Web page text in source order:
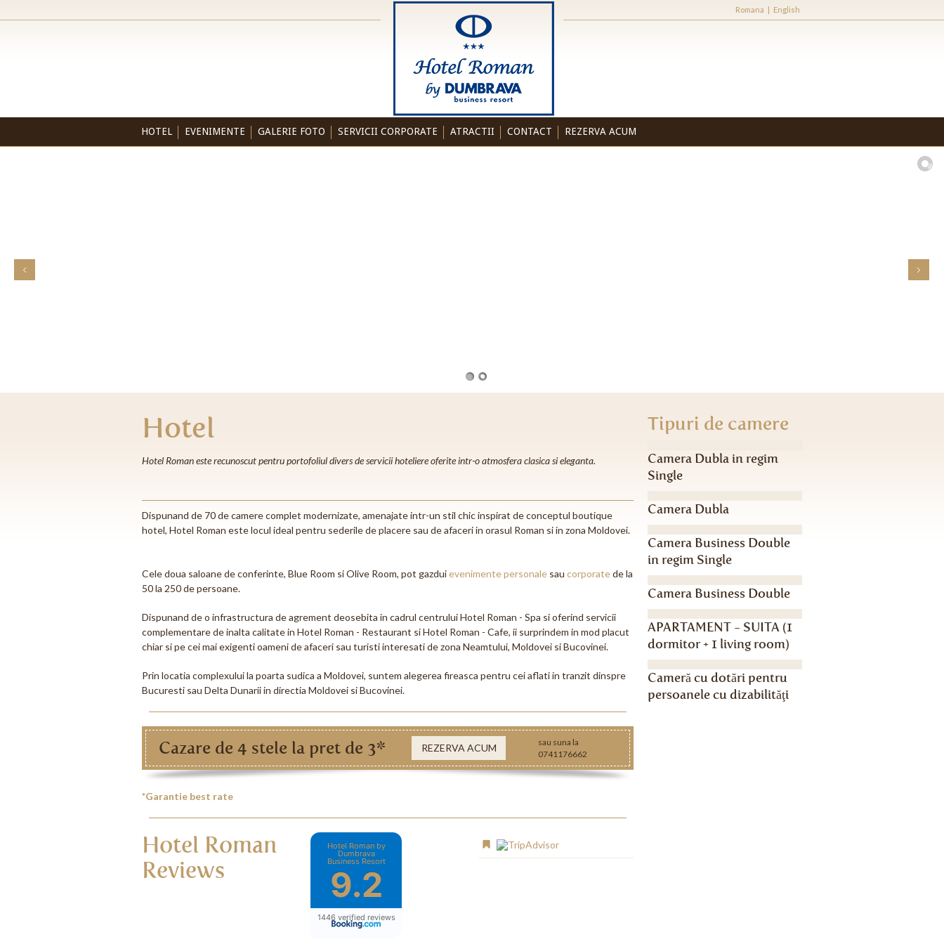
Romana | English
HOTEL EVENIMENTE GALERIE FOTO SERVICII CORPORATE ATRACTII CONTACT REZERVA ACUM
Hotel
Hotel Roman este recunoscut pentru portofoliul divers de servicii hoteliere oferite intr-o atmosfera clasica si eleganta.
Dispunand de 70 de camere complet modernizate, amenajate intr-un stil chic inspirat de conceptul boutique
hotel, Hotel Roman este locul ideal pentru sederile de placere sau de afaceri in orasul Roman si in zona Moldovei.
Cele doua saloane de conferinte, Blue Room si Olive Room, pot gazduievenimente personale sau corporatede la
50 la 250 de persoane.
Dispunand de o infrastructura de agrement deosebita in cadrul centrului Hotel Roman - Spa si oferind servicii
complementare de inalta calitate in Hotel Roman - Restaurant si Hotel Roman - Cafe, ii surprindem in mod placut
chiar si pe cei mai exigenti oameni de afaceri sau turisti interesati de zona Neamtului, Moldovei si Bucovinei.
Prin locatia complexului la poarta sudica a Moldovei, suntem alegerea fireasca pentru cei aflati in tranzit dinspre
Bucuresti sau Delta Dunarii in directia Moldovei si Bucovinei.
Cazare de 4 stele la pret de 3* REZERVA ACUM
sau suna la
0741176662
*Garantie best rate
Hotel Roman
Reviews
Hotel Roman by
Dumbrava
Business Resort
9.2
1446 verified reviews
Tipuri de camere
Camera Dubla in regim
Single
Camera Dubla
Camera Business Double
in regim Single
Camera Business Double
APARTAMENT - SUITA (1
dormitor + 1 living room)
Cameră cu dotări pentru
persoanele cu dizabilităţi